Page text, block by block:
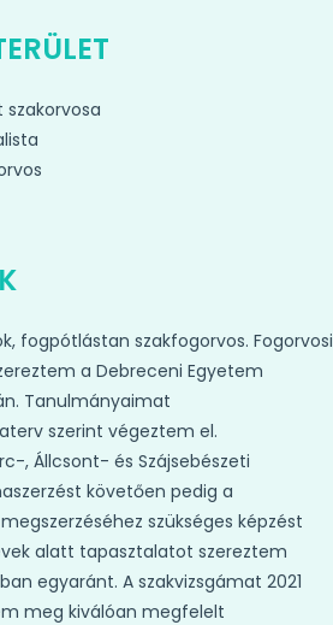
szakorvosa
fogpótlástan szakfogorvos. Fogorvosi
a Debreceni Egyetem
Tanulmányaimat
szerint végeztem el.
, Állcsont- és Szájsebészeti
követően pedig a
szükséges képzést
alatt tapasztalatot szereztem
egyaránt. A szakvizsgámat 2021
meg kiválóan megfelelt